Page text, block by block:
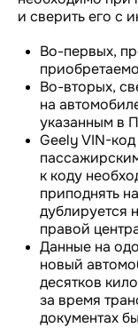
и сверить его с
Во-первых,
Во-вторых,
на
указанным в
Geely VIN-
к коду
приподнять
дублируется
правой
Данные на
новый
десятков
за время
документах